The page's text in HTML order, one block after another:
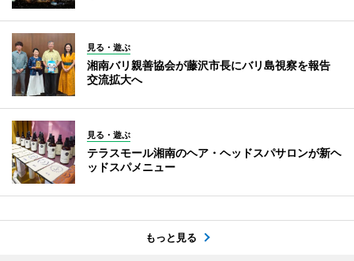
見る・遊ぶ
湘南バリ親善協会が藤沢市長にバリ島視察を報告
交流拡大へ
見る・遊ぶ
テラスモール湘南のヘア・ヘッドスパサロンが新ヘ
ッドスパメニュー
もっと見る